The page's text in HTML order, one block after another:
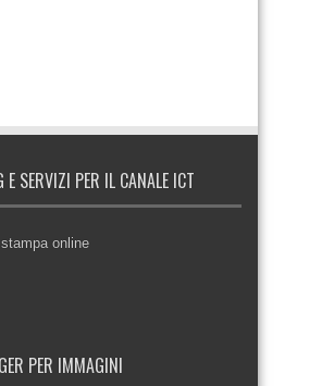
E SERVIZI PER IL CANALE ICT
online
PER IMMAGINI